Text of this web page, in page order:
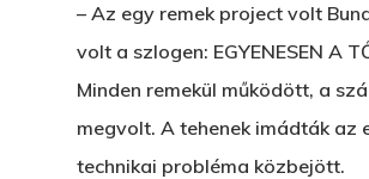
– Az egy remek project volt
volt a szlogen: EGYENESEN A
Minden remekül működött, a
megvolt. A tehenek imádták az
technikai probléma közbejött.